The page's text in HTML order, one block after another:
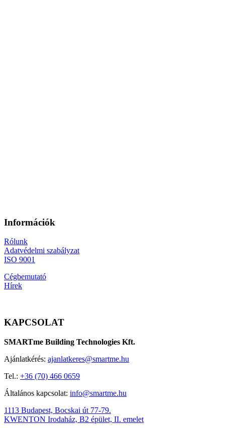
Információk
Rólunk
Adatvédelmi szabályzat
ISO 9001
Cégbemutató
Hírek
KAPCSOLAT
SMARTme Building Technologies Kft.
Ajánlatkérés: ajanlatkeres@smartme.hu
Tel.: +36 (70) 466 0659
Általános kapcsolat: info@smartme.hu
1113 Budapest, Bocskai út 77-79.
KWENTON Irodaház, B2 épület, II. emelet